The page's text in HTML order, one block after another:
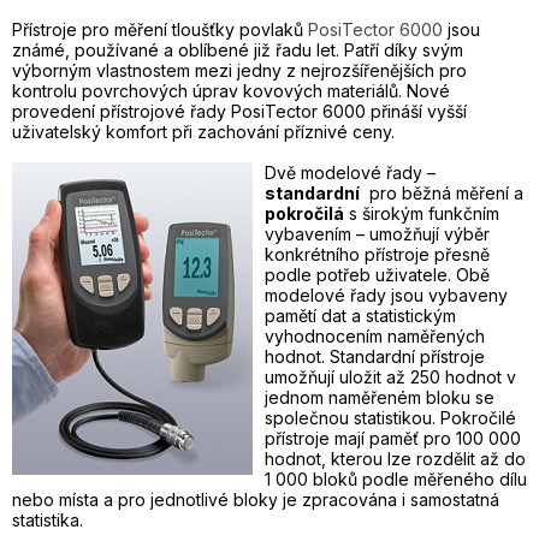
Přístroje pro měření tloušťky povlaků PosiTector 6000 jsou
známé, používané a oblíbené již řadu let. Patří díky svým
výborným vlastnostem mezi jedny z nejrozšířenějších pro
kontrolu povrchových úprav kovových materiálů. Nové
provedení přístrojové řady PosiTector 6000 přináší vyšší
uživatelský komfort při zachování příznivé ceny.
Dvě modelové řady –
standardní pro běžná měření a
pokročilá s širokým funkčním
vybavením – umožňují výběr
konkrétního přístroje přesně
podle potřeb uživatele. Obě
modelové řady jsou vybaveny
pamětí dat a statistickým
vyhodnocením naměřených
hodnot. Standardní přístroje
umožňují uložit až 250 hodnot v
jednom naměřeném bloku se
společnou statistikou. Pokročilé
přístroje mají paměť pro 100 000
hodnot, kterou lze rozdělit až do
1 000 bloků podle měřeného dílu
nebo místa a pro jednotlivé bloky je zpracována i samostatná
statistika.